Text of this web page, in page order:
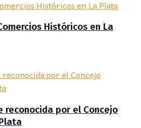
Históricos en La
reconocida por el Concejo